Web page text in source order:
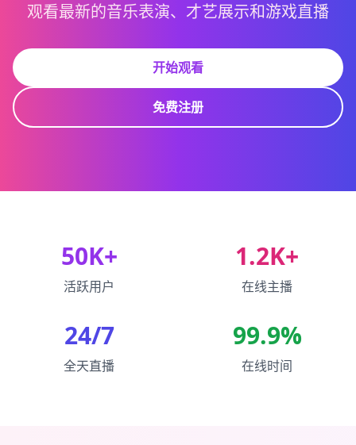
观看最新的音乐表演、才艺展示和游戏直播
开始观看
免费注册
50K+
活跃用户
1.2K+
在线主播
24/7
全天直播
99.9%
在线时间